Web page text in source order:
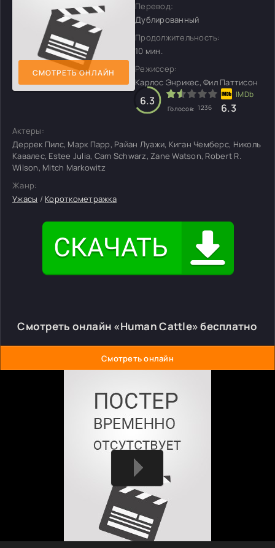
СМОТРЕТЬ ОНЛАЙН
Перевод:
Дублированный
Продолжительность:
10 мин.
Режиссер:
Карлос Энрикес, Фил Паттисон
6.3
Голосов: 1236 6.3
Актеры:
Деррек Пилс, Марк Парр, Райан Луажи, Киган Чемберс, Николь
Кавалес, Estee Julia, Cam Schwarz, Zane Watson, Robert R.
Wilson, Mitch Markowitz
Жанр:
Ужасы / Короткометражка
Смотреть онлайн «Human Cattle» бесплатно
Смотреть онлайн